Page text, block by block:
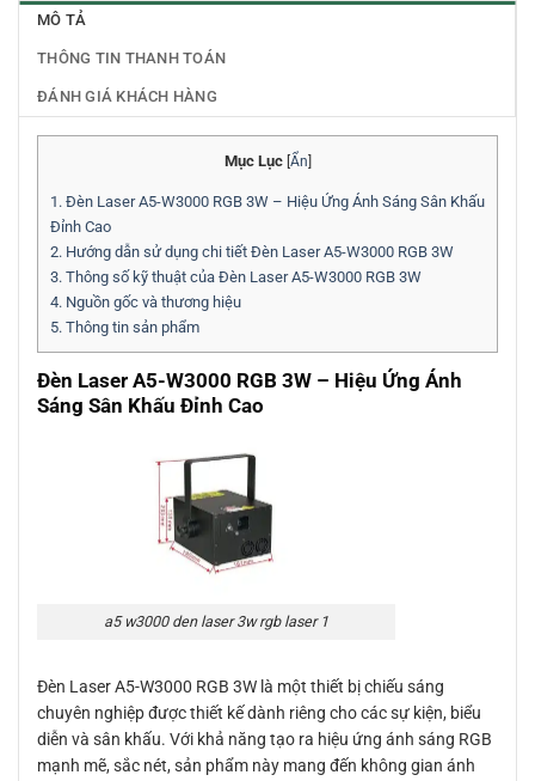
MÔ TẢ
THÔNG TIN THANH TOÁN
ĐÁNH GIÁ KHÁCH HÀNG
Mục Lục Ẩn
1. Đèn Laser A5-W3000 RGB 3W – Hiệu Ứng Ánh Sáng Sân Khấu
Đỉnh Cao
2. Hướng dẫn sử dụng chi tiết Đèn Laser A5-W3000 RGB 3W
3. Thông số kỹ thuật của Đèn Laser A5-W3000 RGB 3W
4. Nguồn gốc và thương hiệu
5. Thông tin sản phẩm
Đèn Laser A5-W3000 RGB 3W – Hiệu Ứng Ánh
Sáng Sân Khấu Đỉnh Cao
a5 w3000 den laser 3w rgb laser 1
Đèn Laser A5-W3000 RGB 3W là một thiết bị chiếu sáng
chuyên nghiệp được thiết kế dành riêng cho các sự kiện, biểu
diễn và sân khấu. Với khả năng tạo ra hiệu ứng ánh sáng RGB
mạnh mẽ, sắc nét, sản phẩm này mang đến không gian ánh